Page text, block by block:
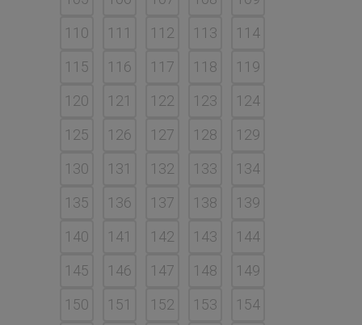
110
111 112 113
114
115
116 117 118
119
120
121 122 123
124
125
126 127 128
129
130
131 132 133
134
135
136 137 138
139
140
141 142 143
144
145
146 147 148
149
150
151 152 153
154